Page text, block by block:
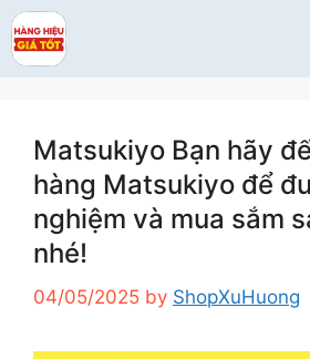
Skip
to
content
Matsukiyo Bạn hãy
hàng Matsukiyo để
nghiệm và mua sắm
nhé!
04/05/2025 by ShopXuHuong